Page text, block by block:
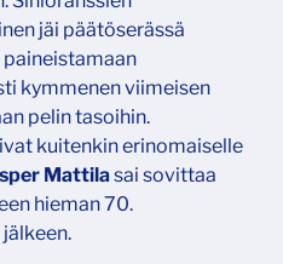
jäi päätöserässä
paineistamaan
kymmenen viimeisen
pelin tasoihin.
kuitenkin erinomaiselle
Mattilasai sovittaa
hieman 70.